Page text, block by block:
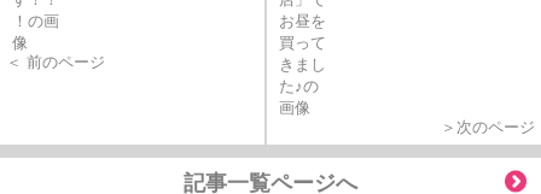
＜ 前のページ
＞次のページ
記事一覧ページへ